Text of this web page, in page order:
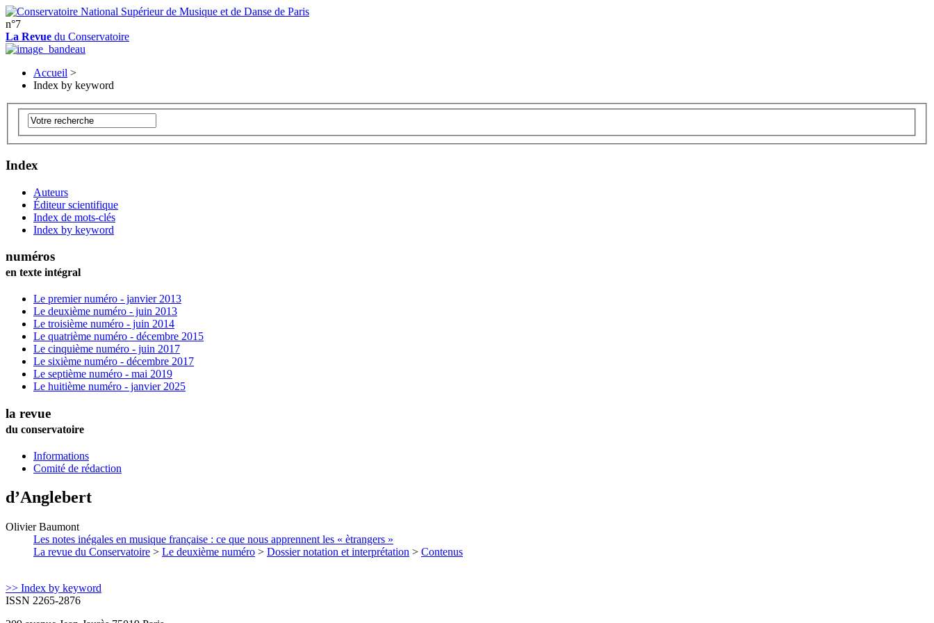
n°7
La Revue du Conservatoire
Accueil >
Index by keyword
Index
Auteurs
Éditeur scientifique
Index de mots-clés
Index by keyword
numéros
en texte intégral
Le premier numéro - janvier 2013
Le deuxième numéro - juin 2013
Le troisième numéro - juin 2014
Le quatrième numéro - décembre 2015
Le cinquième numéro - juin 2017
Le sixième numéro - décembre 2017
Le septième numéro - mai 2019
Le huitième numéro - janvier 2025
la revue
du conservatoire
Informations
Comité de rédaction
d’Anglebert
Olivier Baumont
Les notes inégales en musique française : ce que nous apprennent les « ètrangers »
La revue du Conservatoire > Le deuxième numéro > Dossier notation et interprétation > Contenus
>> Index by keyword
ISSN 2265-2876